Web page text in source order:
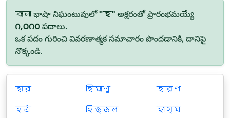
বাংলা భాషా నిఘంటువులో"হ" అక్షరంతో ప్రారంభమయ్యే
౧,౦౧౦పదాలు.
ఒక పదం గురించి వివరణాత్మక సమాచారం పొందడానికి, దానిపై
నొక్కండి.
হার
হঠ
হিমাংশু
হিজ্জল
হরণ
হাস্য